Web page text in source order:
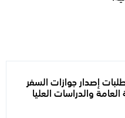
إصدار جوازات السفر
العامة والدراسات العليا